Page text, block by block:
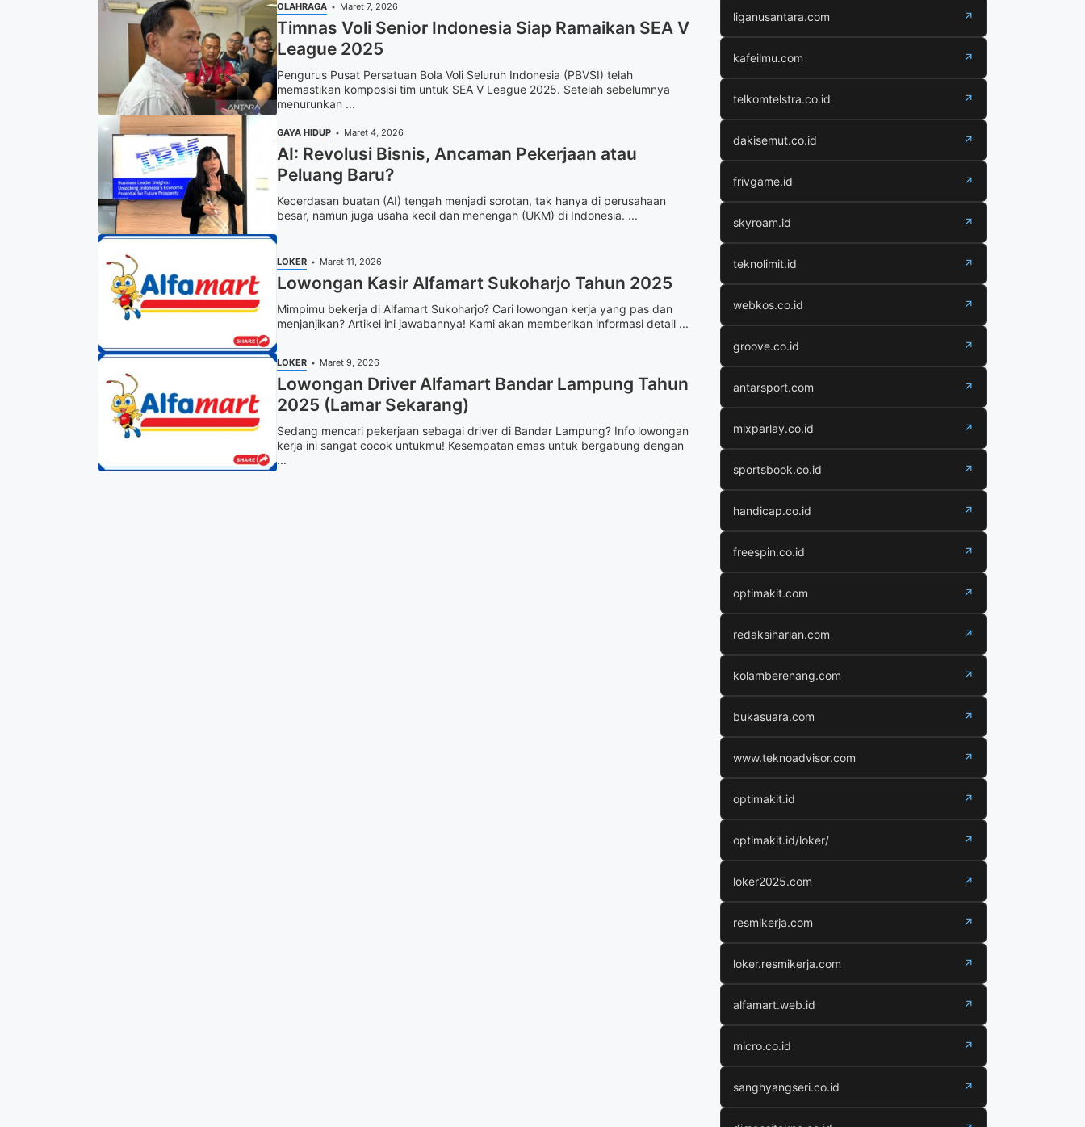
OLAHRAGA Maret 7, 2026
Timnas Voli Senior Indonesia Siap Ramaikan SEA V
League 2025
Pengurus Pusat Persatuan Bola Voli Seluruh Indonesia (PBVSI) telah
memastikan komposisi tim untuk SEA V League 2025. Setelah sebelumnya
menurunkan ...
GAYA HIDUP Maret 4, 2026
AI: Revolusi Bisnis, Ancaman Pekerjaan atau
Peluang Baru?
Kecerdasan buatan (AI) tengah menjadi sorotan, tak hanya di perusahaan
besar, namun juga usaha kecil dan menengah (UKM) di Indonesia. ...
LOKER Maret 11, 2026
Lowongan Kasir Alfamart Sukoharjo Tahun 2025
Mimpimu bekerja di Alfamart Sukoharjo? Cari lowongan kerja yang pas dan
menjanjikan? Artikel ini jawabannya! Kami akan memberikan informasi detail ...
LOKER Maret 9, 2026
Lowongan Driver Alfamart Bandar Lampung Tahun
2025 (Lamar Sekarang)
Sedang mencari pekerjaan sebagai driver di Bandar Lampung? Info lowongan
kerja ini sangat cocok untukmu! Kesempatan emas untuk bergabung dengan
...
liganusantara.com ↗
kafeilmu.com ↗
telkomtelstra.co.id ↗
dakisemut.co.id ↗
frivgame.id ↗
skyroam.id ↗
teknolimit.id ↗
webkos.co.id ↗
groove.co.id ↗
antarsport.com ↗
mixparlay.co.id ↗
sportsbook.co.id ↗
handicap.co.id ↗
freespin.co.id ↗
optimakit.com ↗
redaksiharian.com ↗
kolamberenang.com ↗
bukasuara.com ↗
www.teknoadvisor.com ↗
optimakit.id ↗
optimakit.id/loker/ ↗
loker2025.com ↗
resmikerja.com ↗
loker.resmikerja.com ↗
alfamart.web.id ↗
micro.co.id ↗
sanghyangseri.co.id ↗